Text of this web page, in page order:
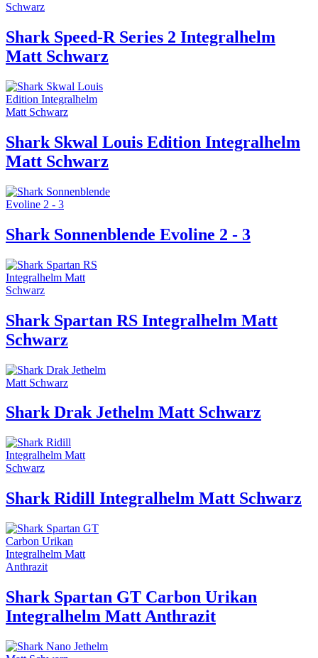
Shark Speed-R Series 2 Integralhelm
Matt Schwarz
Shark Skwal Louis Edition Integralhelm
Matt Schwarz
Shark Sonnenblende Evoline 2 - 3
Shark Spartan RS Integralhelm Matt
Schwarz
Shark Drak Jethelm Matt Schwarz
Shark Ridill Integralhelm Matt Schwarz
Shark Spartan GT Carbon Urikan
Integralhelm Matt Anthrazit